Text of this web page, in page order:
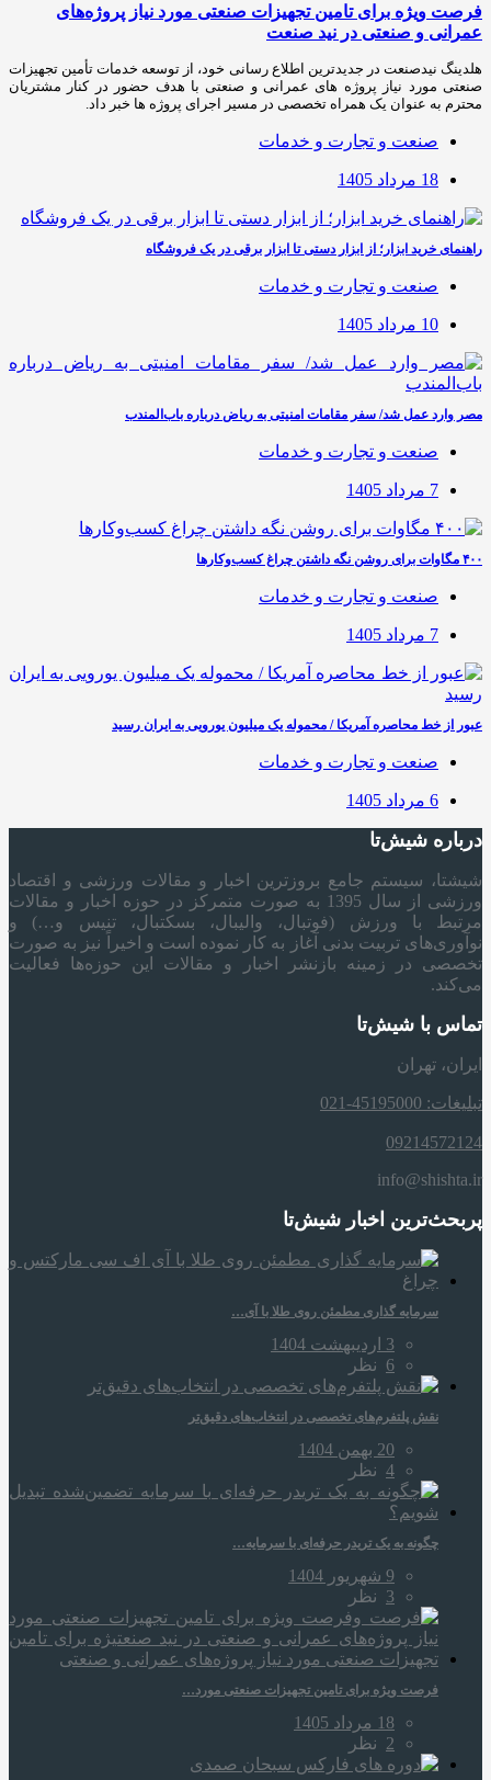
فرصت ویژه برای تامین تجهیزات صنعتی مورد نیاز پروژه‌های
عمرانی و صنعتی در نید صنعت
هلدینگ نیدصنعت در جدیدترین اطلاع رسانی خود، از توسعه خدمات تأمین تجهیزات
صنعتی مورد نیاز پروژه های عمرانی و صنعتی با هدف حضور در کنار مشتریان
محترم به عنوان یک همراه تخصصی در مسیر اجرای پروژه ها خبر داد.
صنعت و تجارت و خدمات
18 مرداد 1405
راهنمای خرید ابزار؛ از ابزار دستی تا ابزار برقی در یک فروشگاه
صنعت و تجارت و خدمات
10 مرداد 1405
مصر وارد عمل شد/ سفر مقامات امنیتی به ریاض درباره باب‌المندب
صنعت و تجارت و خدمات
7 مرداد 1405
۴۰۰ مگاوات برای روشن نگه داشتن چراغ کسب‌وکار‌ها
صنعت و تجارت و خدمات
7 مرداد 1405
عبور از خط محاصره آمریکا / محموله یک میلیون یورویی به ایران رسید
صنعت و تجارت و خدمات
6 مرداد 1405
درباره شیش‌تا
شیشتا، سیستم جامع بروزترین اخبار و مقالات ورزشی و اقتصاد
ورزشی از سال 1395 به صورت متمرکز در حوزه اخبار و مقالات
مرتبط با ورزش (فوتبال، والیبال، بسکتبال، تنیس و…) و
نوآوری‌های تربیت بدنی آغاز به کار نموده است و اخیراً نیز به صورت
تخصصی در زمینه بازنشر اخبار و مقالات این حوزه‌ها فعالیت
می‌کند.
تماس با شیش‌تا
ایران، تهران
تبلیغات: 45195000-021
09214572124
info@shishta.ir
پربحث‌ترین اخبار شیش‌تا
سرمایه‌ گذاری مطمئن روی طلا با آی…
3 اردیبهشت 1404
6 نظر
نقش پلتفرم‌های تخصصی در انتخاب‌های دقیق‌تر
20 بهمن 1404
4 نظر
چگونه به یک تریدر حرفه‌ای با سرمایه…
9 شهریور 1404
3 نظر
فرصت ویژه برای تامین تجهیزات صنعتی مورد…
18 مرداد 1405
2 نظر